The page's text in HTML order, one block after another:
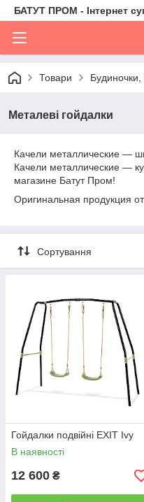
БАТУТ ПРОМ - Інтернет
Товари Будиночки,
Металеві гойдалки
Качели металлические —
Качели металлические —
магазине Батут Пром!
Оригинальная продукция
Сортування
Гойдалки подвійні EXIT Ivy
В наявності
12 600 ₴